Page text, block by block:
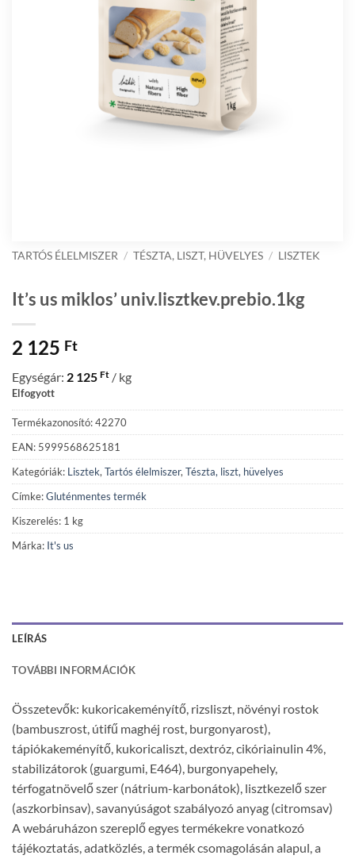
TARTÓS ÉLELMISZER / TÉSZTA, LISZT, HÜVELYES / LISZTEK
It’s us miklos’ univ.lisztkev.prebio.1kg
2 125 Ft
Egységár: 2 125 Ft / kg
Elfogyott
Termékazonosító: 42270
EAN: 5999568625181
Kategóriák: Lisztek, Tartós élelmiszer, Tészta, liszt, hüvelyes
Címke:Gluténmentes termék
Kiszerelés: 1 kg
Márka: It's us
LEÍRÁS
TOVÁBBI INFORMÁCIÓK
Összetevők: kukoricakeményítő, rizsliszt, növényi rostok
(bambuszrost, útifű maghéj rost, burgonyarost),
tápiókakeményítő, kukoricaliszt, dextróz, cikóriainulin 4%,
stabilizátorok (guargumi, E464), burgonyapehely,
térfogatnövelő szer (nátrium-karbonátok), lisztkezelő szer
(aszkorbinsav), savanyúságot szabályozó anyag (citromsav)
A webáruházon szereplő egyes termékekre vonatkozó
tájékoztatás, adatközlés, a termék csomagolásán alapul, a